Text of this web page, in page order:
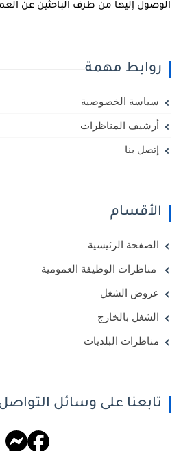
إليها من طرف الباحثين عن العمل.
روابط مهمة
سياسة الخصوصية
أرشيف المناظرات
إتصل بنا
الأقسام
الصفحة الرئيسية
مناظرات الوظيفة العمومية
عروض الشغل
الشغل بالخارج
مناظرات البلديات
تابعنا على وسائل التواصل